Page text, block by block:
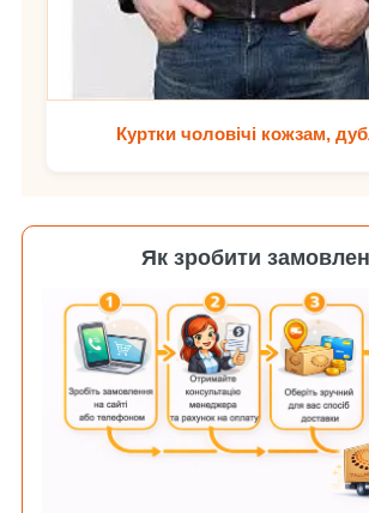
Куртки чоловічі кожзам,
Як зробити